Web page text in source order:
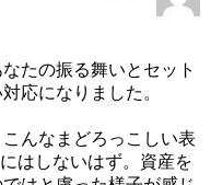
たの振る舞いとセット
応になりました。
んなまどろっこしい表
はしないはず。資産を